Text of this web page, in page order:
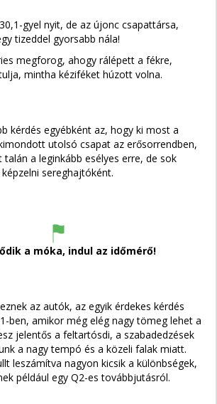
gyel nyit, de az újonc csapattársa,
tizeddel gyorsabb nála!
megforog, ahogy rálépett a fékre,
mintha kéziféket húzott volna.
kérdés egyébként az, hogy ki most a
utolsó csapat az erősorrendben,
talán a leginkább esélyes erre, de sok
sereghajtóként.
a móka, indul az időmérő!
az autók, az egyik érdekes kérdés
ben, amikor még elég nagy tömeg lehet a
jelentős a feltartósdi, a szabadedzések
a nagy tempó és a közeli falak miatt.
leszámítva nagyon kicsik a különbségek,
például egy Q2-es továbbjutásról.